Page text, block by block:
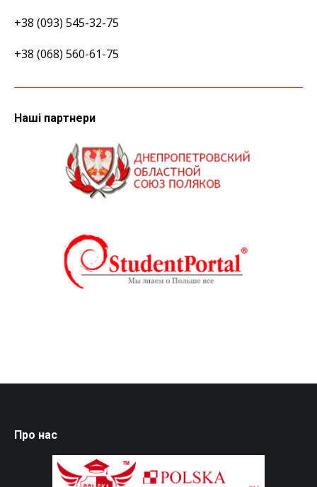
+38 (093) 545-32-75
+38 (068) 560-61-75
Наші партнери
Про нас